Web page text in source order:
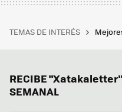
TEMAS DE INTERÉS
RECIBE
SEMANAL